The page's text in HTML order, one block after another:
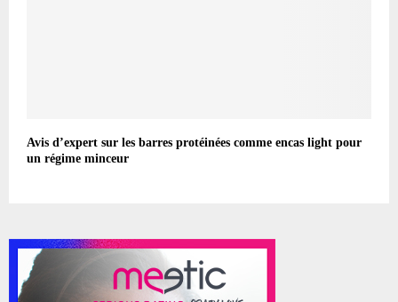
Avis d’expert sur les barres protéinées comme encas light pour
un régime minceur